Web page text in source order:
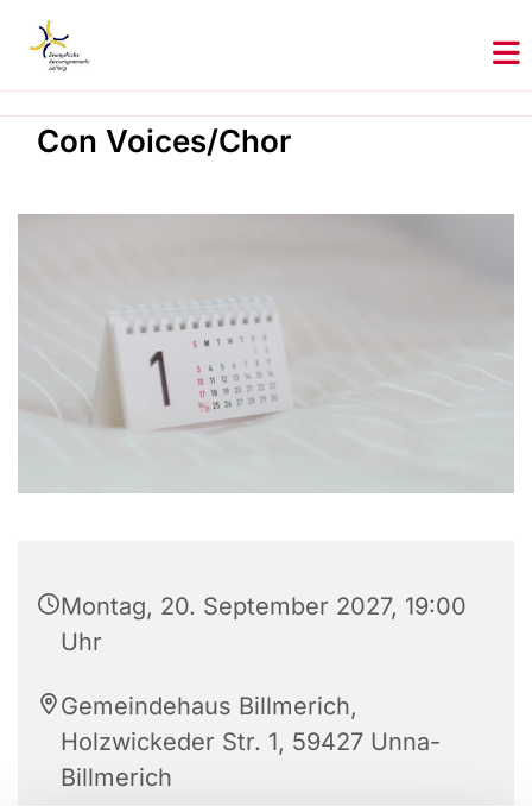
Con Voices/Chor
Montag, 20. September 2027, 19:00
Uhr
Gemeindehaus Billmerich,
Holzwickeder Str. 1, 59427 Unna-
Billmerich